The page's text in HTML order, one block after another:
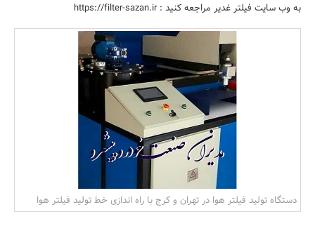
مسکن و ساختمان
به وب سایت فیلتر غدیر مراجعه کنید : https://filter-sazan.ir
دستگاه تولید فیلتر هوا در تهران و کرج با راه اندازی خط تولید فیلتر هوا